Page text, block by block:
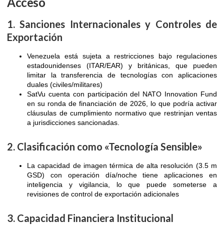
1. Sanciones Internacionales y Controles de
Exportación
Venezuela está sujeta a restricciones bajo regulaciones
estadounidenses (ITAR/EAR) y británicas, que pueden
limitar la transferencia de tecnologías con aplicaciones
duales (civiles/militares)
SatVu cuenta con participación del NATO Innovation Fund
en su ronda de financiación de 2026, lo que podría activar
cláusulas de cumplimiento normativo que restrinjan ventas
a jurisdicciones sancionadas.
2. Clasificación como «Tecnología Sensible»
La capacidad de imagen térmica de alta resolución (3.5 m
GSD) con operación día/noche tiene aplicaciones en
inteligencia y vigilancia, lo que puede someterse a
revisiones de control de exportación adicionales
3. Capacidad Financiera Institucional